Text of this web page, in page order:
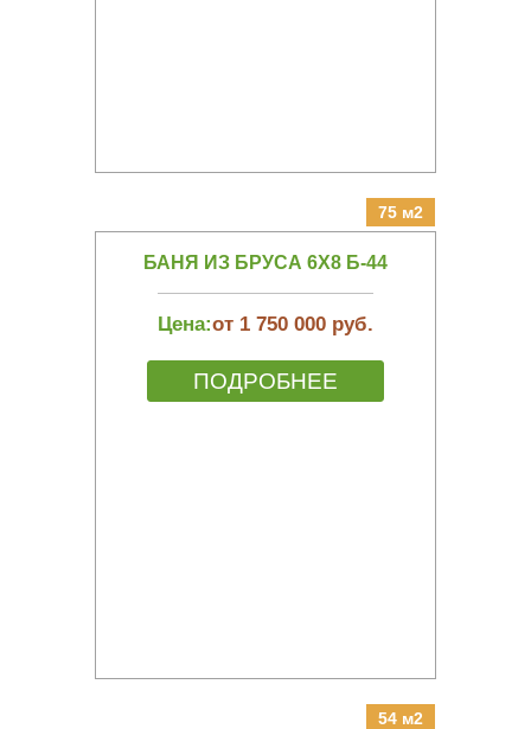
75 м2
БАНЯ ИЗ БРУСА 6Х8 Б-44
Цена:от 1 750 000 руб.
ПОДРОБНЕЕ
54 м2